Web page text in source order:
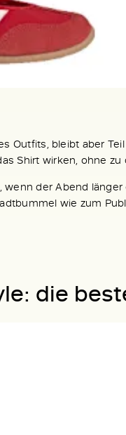
Outfits, bleibt aber
Shirt wirken, ohne
der Abend
wie zum
die